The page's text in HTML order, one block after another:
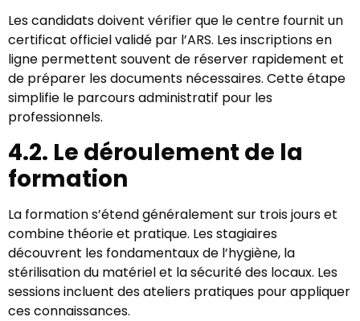
Les candidats doivent vérifier que le centre fournit un
certificat officiel validé par l’ARS. Les inscriptions en
ligne permettent souvent de réserver rapidement et
de préparer les documents nécessaires. Cette étape
simplifie le parcours administratif pour les
professionnels.
4.2. Le déroulement de la
formation
La formation s’étend généralement sur trois jours et
combine théorie et pratique. Les stagiaires
découvrent les fondamentaux de l’hygiène, la
stérilisation du matériel et la sécurité des locaux. Les
sessions incluent des ateliers pratiques pour appliquer
ces connaissances.